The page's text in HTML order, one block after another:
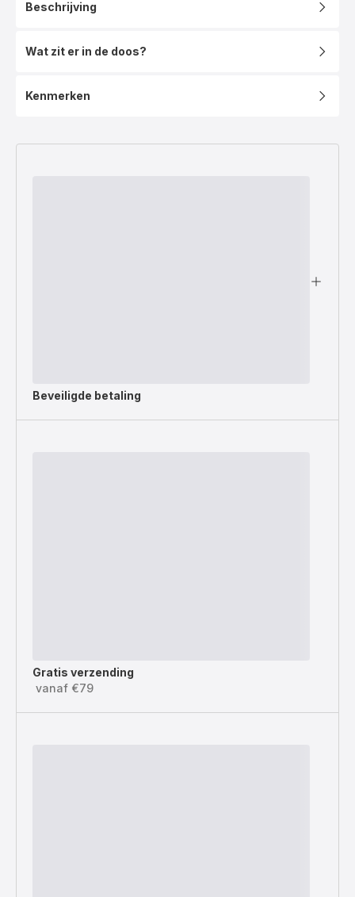
Beschrijving
Wat zit er in de doos?
Kenmerken
Beveiligde betaling
Gratis verzending
vanaf €79